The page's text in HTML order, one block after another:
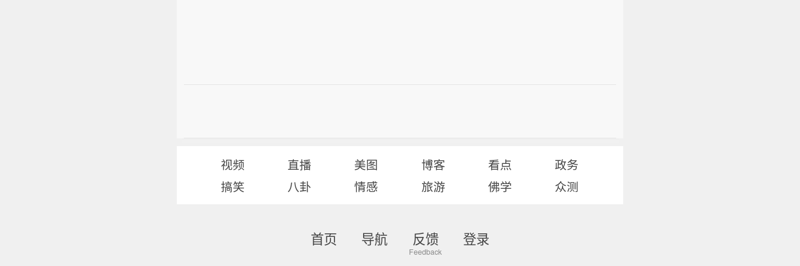
视频 直播 美图 博客 看点
政务
搞笑
八卦 情感 旅游 佛学 众测
首页 导航 反馈 登录